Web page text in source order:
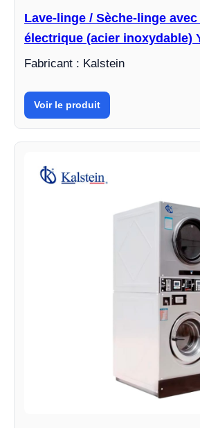
Lave-linge / Sèche-linge
électrique (acier inoxydable)
Fabricant : Kalstein
Voir le produit